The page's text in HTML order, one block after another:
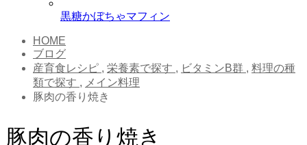
黒糖かぼちゃマフィン
HOME
ブログ
産育食レシピ , 栄養素で探す , ビタミンB群 , 料理の種
類で探す , メイン料理
豚肉の香り焼き
豚肉の香り焼き